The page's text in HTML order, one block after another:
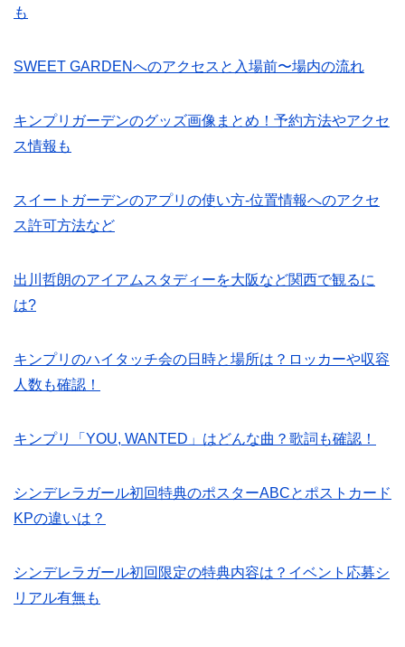
も
SWEET GARDENへのアクセスと入場前〜場内の流れ
キンプリガーデンのグッズ画像まとめ！予約方法やアクセ
ス情報も
スイートガーデンのアプリの使い方-位置情報へのアクセ
ス許可方法など
出川哲朗のアイアムスタディーを大阪など関西で観るに
は?
キンプリのハイタッチ会の日時と場所は？ロッカーや収容
人数も確認！
キンプリ「YOU, WANTED」はどんな曲？歌詞も確認！
シンデレラガール初回特典のポスターABCとポストカード
KPの違いは？
シンデレラガール初回限定の特典内容は？イベント応募シ
リアル有無も